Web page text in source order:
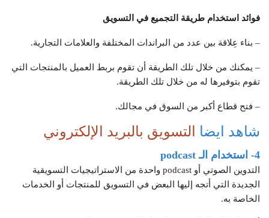
فوائد استخدام طريقة التجميع في التسويق
– بناء عِلاقة بين عدد من البراندات المختلفة والعلامات التجارية.
– يمكنك من خلال تلك الطريقة أن تقوم بربط العميل بالمنتجات التي
تقوم بتوفيرها له من خلال تلك الطريقة.
– فتح قطاع أكبر من السوق في مجالك.
شاهد ايضا التسويق بالبريد الإلكتروني
4- استخدام الـ podcast
التدوين الصوتي أو podcast واحدة من الاستراتيجيات التسويقية
الجديدة التي أتجه إليها البعض في التسويق للمنتجات أو الخدمات
الخاصة به.